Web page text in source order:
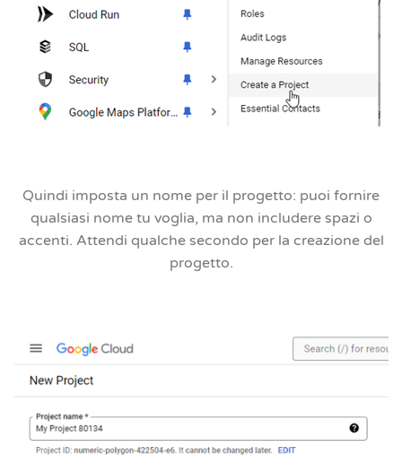
Quindi imposta un nome per il progetto: puoi fornire
qualsiasi nome tu voglia, ma non includere spazi o
accenti. Attendi qualche secondo per la creazione del
progetto.